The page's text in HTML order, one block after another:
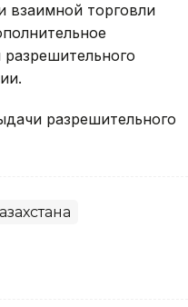
взаимной торговли
разрешительного